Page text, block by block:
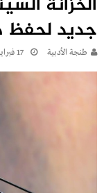
جديد لحفظ
طنجة الأدبية 17 فبراير، 2025